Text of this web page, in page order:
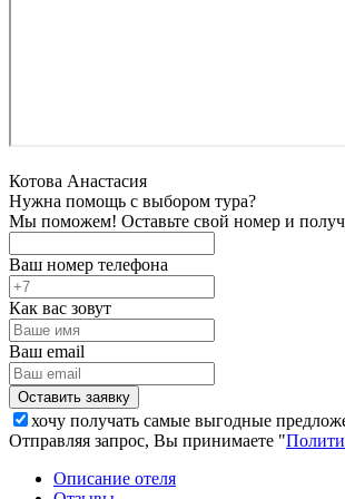
Котова Анастасия
Нужна помощь с выбором тура?
Мы поможем! Оставьте свой номер и
Ваш номер телефона
Как вас зовут
Ваш email
хочу получать самые выгодные
Отправляя запрос, Вы принимаете "
Описание отеля